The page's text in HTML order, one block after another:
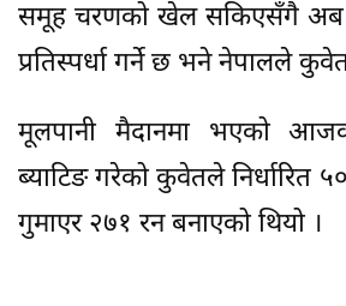
समूह चरणको खेल सकिएसँगै
प्रतिस्पर्धा गर्ने छ भने नेपालले
मूलपानी मैदानमा भएको
ब्याटिङ गरेको कुवेतले निर्धारित
गुमाएर २७१ रन बनाएको थियो ।